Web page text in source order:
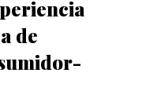
de